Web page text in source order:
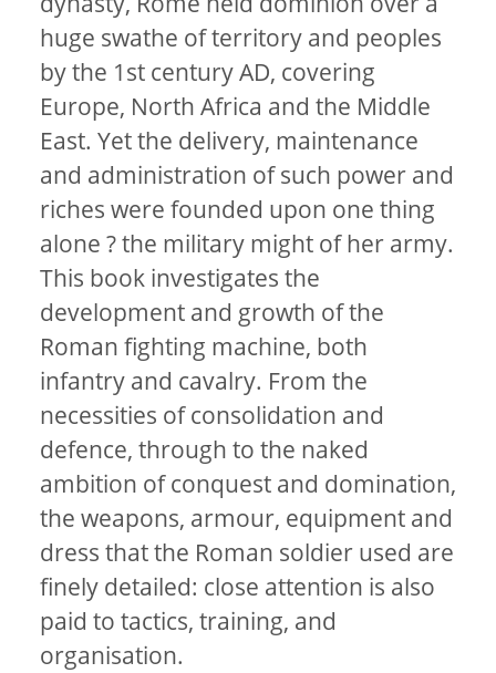
huge swathe of territory and peoples
by the 1st century AD, covering
Europe, North Africa and the Middle
East. Yet the delivery, maintenance
and administration of such power and
riches were founded upon one thing
alone ? the military might of her army.
This book investigates the
development and growth of the
Roman fighting machine, both
infantry and cavalry. From the
necessities of consolidation and
defence, through to the naked
ambition of conquest and domination,
the weapons, armour, equipment and
dress that the Roman soldier used are
finely detailed: close attention is also
paid to tactics, training, and
organisation.